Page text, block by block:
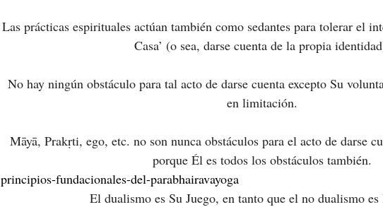
Las prácticas espirituales actúan también como sedantes para tolerar el
Casa’ (o sea, darse cuenta de la propia
No hay ningún obstáculo para tal acto de darse cuenta excepto Su
en limitación.
Māyā, Prakṛti, ego, etc. no son nunca obstáculos para el acto de darse
porque Él es todos los obstáculos también.
principios-fundacionales-del-parabhairavayoga
El dualismo es Su Juego, en tanto que el no dualismo es